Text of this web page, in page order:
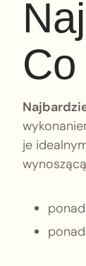
je
ponad
ponad